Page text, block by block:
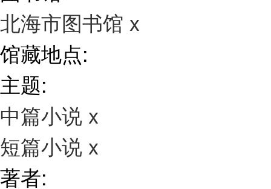
北海市图书馆 x
馆藏地点:
主题:
中篇小说 x
短篇小说 x
著者: